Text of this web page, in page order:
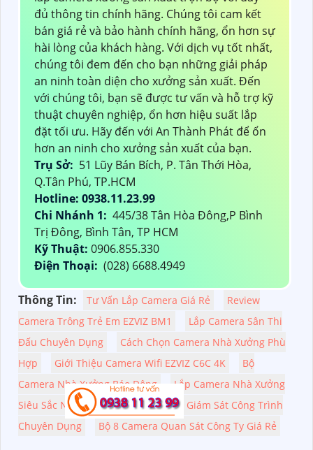
CÔNG TY TNHH TM-
DV AN THÀNH PHÁT
An Thành Phát là nhà cung cấp hàng đầu về
lắp camera xưởng sản xuất trọn bộ với đầy
đủ thông tin chính hãng. Chúng tôi cam kết
bán giá rẻ và bảo hành chính hãng, ổn hơn sự
hài lòng của khách hàng. Với dịch vụ tốt nhất,
chúng tôi đem đến cho bạn những giải pháp
an ninh toàn diện cho xưởng sản xuất. Đến
với chúng tôi, bạn sẽ được tư vấn và hỗ trợ kỹ
thuật chuyên nghiệp, ổn hơn hiệu suất lắp
đặt tối ưu. Hãy đến với An Thành Phát để ổn